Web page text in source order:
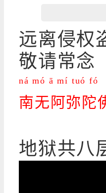
远离侵权
敬请常念
ná mó ā mí tuó fó
南无阿弥陀
地狱共八